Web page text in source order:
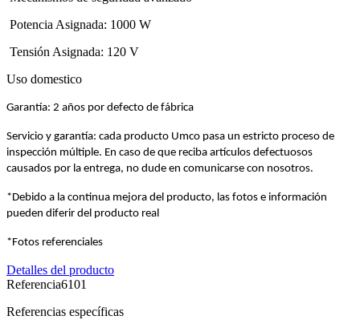
Potencia Asignada: 1000 W
Tensión Asignada: 120 V
Uso domestico
Garantía: 2 años por defecto de fábrica
Servicio y garantía: cada producto Umco pasa un estricto proceso de
inspección múltiple. En caso de que reciba artículos defectuosos
causados por la entrega, no dude en comunicarse con nosotros.
*Debido a la continua mejora del producto, las fotos e información
pueden diferir del producto real
*Fotos referenciales
Detalles del producto
Referencia6101
Referencias específicas